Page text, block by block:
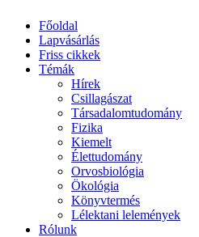
Főoldal
Lapvásárlás
Friss cikkek
Témák
Hírek
Csillagászat
Társadalomtudomány
Fizika
Kiemelt
Élettudomány
Orvosbiológia
Ökológia
Könyvtermés
Lélektani lelemények
Rólunk